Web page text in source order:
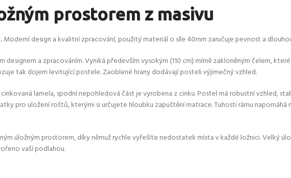
prostorem z masivu
Moderní design a kvalitní zpracování, použitý materiál o síle 40mm zaručuje pevnost a
a zpracováním. Vyniká především vysokým (110 cm) mírně zakloněným čelem,
tak dojem levitující postele. Zaoblené hrany dodávají posteli výjimečný vzhled.
lamela, spodní nepohledová část je vyrobena z cinku. Postel má robustní vzhled,
pro uložení roštů, kterými si určujete hloubku zapuštění matrace. Tuhosti rámu napomáhá
úložným prostorem, díky němuž rychle vyřešíte nedostatek místa v každé ložnici. Velký
vaší podlahou.